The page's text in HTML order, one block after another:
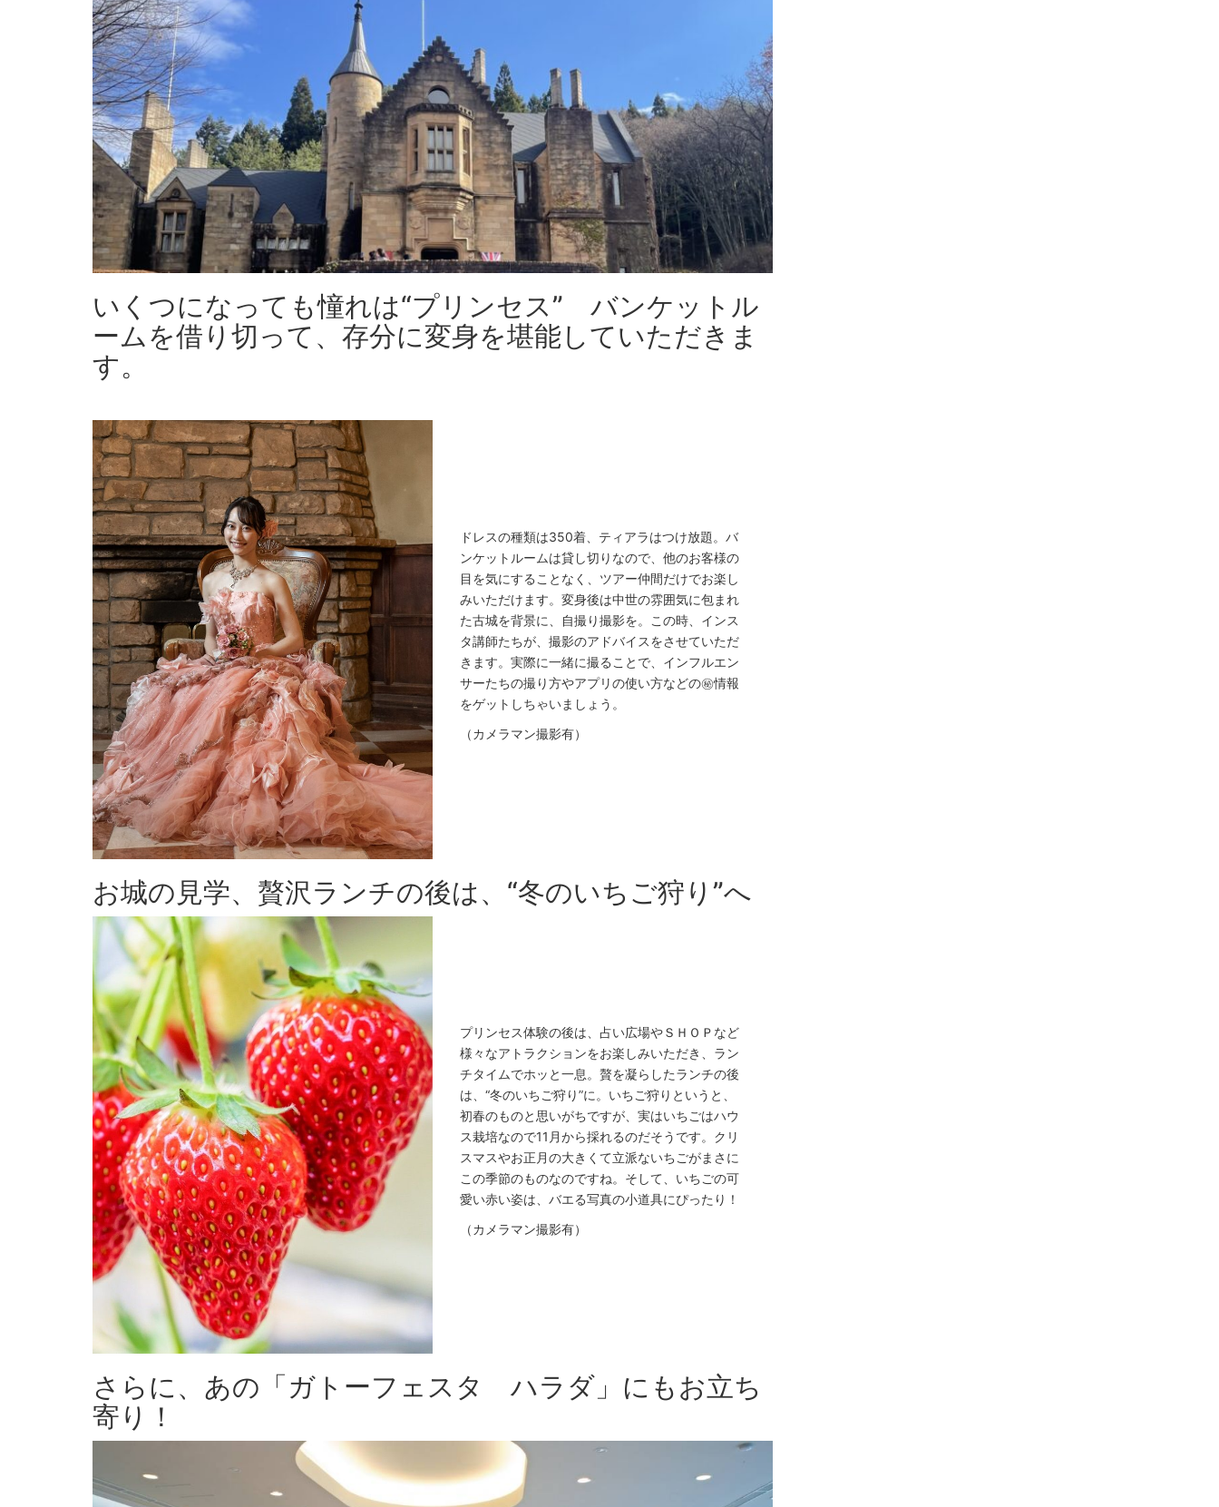
いくつになっても憧れは“プリンセス” バンケットル
ームを借り切って、存分に変身を堪能していただきま
す。
ドレスの種類は350着、ティアラはつけ放題。バ
ンケットルームは貸し切りなので、他のお客様の
目を気にすることなく、ツアー仲間だけでお楽し
みいただけます。変身後は中世の雰囲気に包まれ
た古城を背景に、自撮り撮影を。この時、インス
タ講師たちが、撮影のアドバイスをさせていただ
きます。実際に一緒に撮ることで、インフルエン
サーたちの撮り方やアプリの使い方などの㊙情報
をゲットしちゃいましょう。
（カメラマン撮影有）
お城の見学、贅沢ランチの後は、“冬のいちご狩り”へ
プリンセス体験の後は、占い広場やＳＨＯＰなど
様々なアトラクションをお楽しみいただき、ラン
チタイムでホッと一息。贅を凝らしたランチの後
は、“冬のいちご狩り”に。いちご狩りというと、
初春のものと思いがちですが、実はいちごはハウ
ス栽培なので11月から採れるのだそうです。クリ
スマスやお正月の大きくて立派ないちごがまさに
この季節のものなのですね。そして、いちごの可
愛い赤い姿は、バエる写真の小道具にぴったり！
（カメラマン撮影有）
さらに、あの「ガトーフェスタ ハラダ」にもお立ち
寄り！